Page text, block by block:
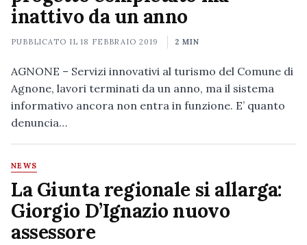
inattivo da un anno
PUBBLICATO IL18 FEBBRAIO 2019 2 MIN
AGNONE – Servizi innovativi al turismo del Comune di
Agnone, lavori terminati da un anno, ma il sistema
informativo ancora non entra in funzione. E’ quanto
denuncia…
NEWS
La Giunta regionale si allarga:
Giorgio D’Ignazio nuovo
assessore